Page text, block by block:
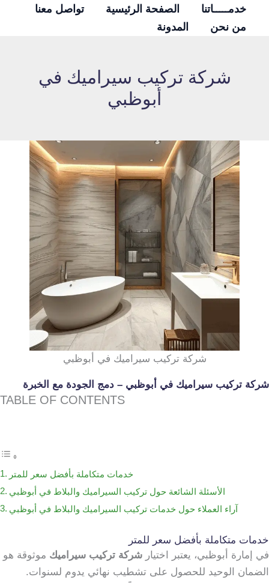
خدمـــــاتنا الصفحة الرئيسية
تواصل معنا
من نحن
المدونة
شركة تركيب سيراميك في
أبوظبي
شركة تركيب سيراميك في أبوظبي
شركة تركيب سيراميك في أبوظبي – دمج الجودة مع الخبرة
TABLE OF CONTENTS
خدمات متكاملة بأفضل سعر للمتر
الأسئلة الشائعة حول تركيب السيراميك والبلاط في أبوظبي
آراء العملاء حول خدمات تركيب السيراميك والبلاط في أبوظبي
خدمات متكاملة بأفضل سعر للمتر
في إمارة أبوظبي، يعتبر اختيار شركة تركيب سيراميك موثوقة هو
الضمان الوحيد للحصول على تشطيب نهائي يدوم لسنوات.